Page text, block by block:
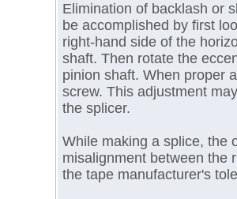
Elimination of backlash or
be accomplished by first
right-hand side of the
shaft. Then rotate the
pinion shaft. When proper
screw. This adjustment
the splicer.
While making a splice, the
misalignment between the
the tape manufacturer's